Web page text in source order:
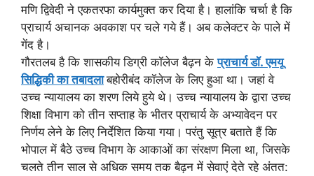
मणि द्विवेदी ने एकतरफा कार्यमुक्त कर दिया है। हालांकि चर्चा है कि
प्राचार्य अचानक अवकाश पर चले गये हैं। अब कलेक्टर के पाले में
गेंद है।
गौरतलब है कि शासकीय डिग्री कॉलेज बैढ़न केप्राचार्य डॉ. एमयू
सिद्धिकी का तबादला बहोरीबंद कॉलेज के लिए हुआ था। जहां वे
उच्च न्यायालय का शरण लिये हुये थे। उच्च न्यायालय के द्वारा उच्च
शिक्षा विभाग को तीन सप्ताह के भीतर प्राचार्य के अभ्यावेदन पर
निर्णय लेने के लिए निर्देशित किया गया। परंतु सूत्र बताते हैं कि
भोपाल में बैठे उच्च विभाग के आकाओं का संरक्षण मिला था, जिसके
चलते तीन साल से अधिक समय तक बैढ़न में सेवाएं देते रहे अंतत: